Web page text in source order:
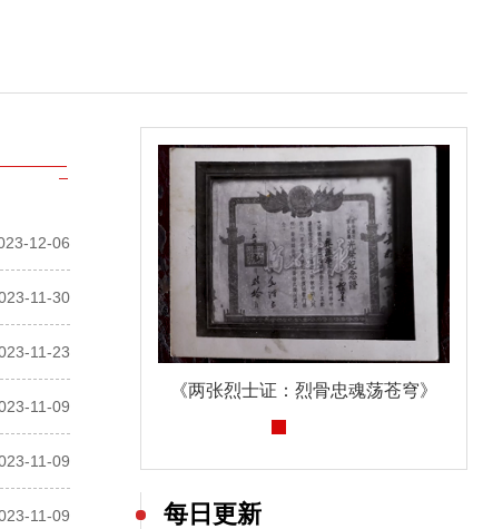
12-06
11-30
11-23
11-09
11-09
11-09
《两张烈士证：烈骨忠魂荡苍穹》
每日更新